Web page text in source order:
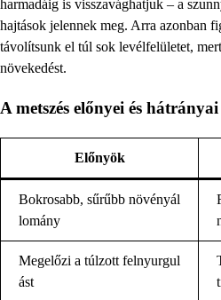
harmadáig is visszavághatjuk – a
hajtások jelennek meg. Arra azonban
távolítsunk el túl sok levélfelületet,
növekedést.
A metszés előnyei és hátrányai
Előnyök
Bokrosabb, sűrűbb növényál
lomány
Megelőzi a túlzott felnyurgul
ást